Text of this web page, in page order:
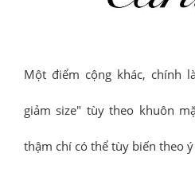
Một điểm cộng khác, chính
giảm size" tùy theo khuôn
thậm chí có thể tùy biến theo